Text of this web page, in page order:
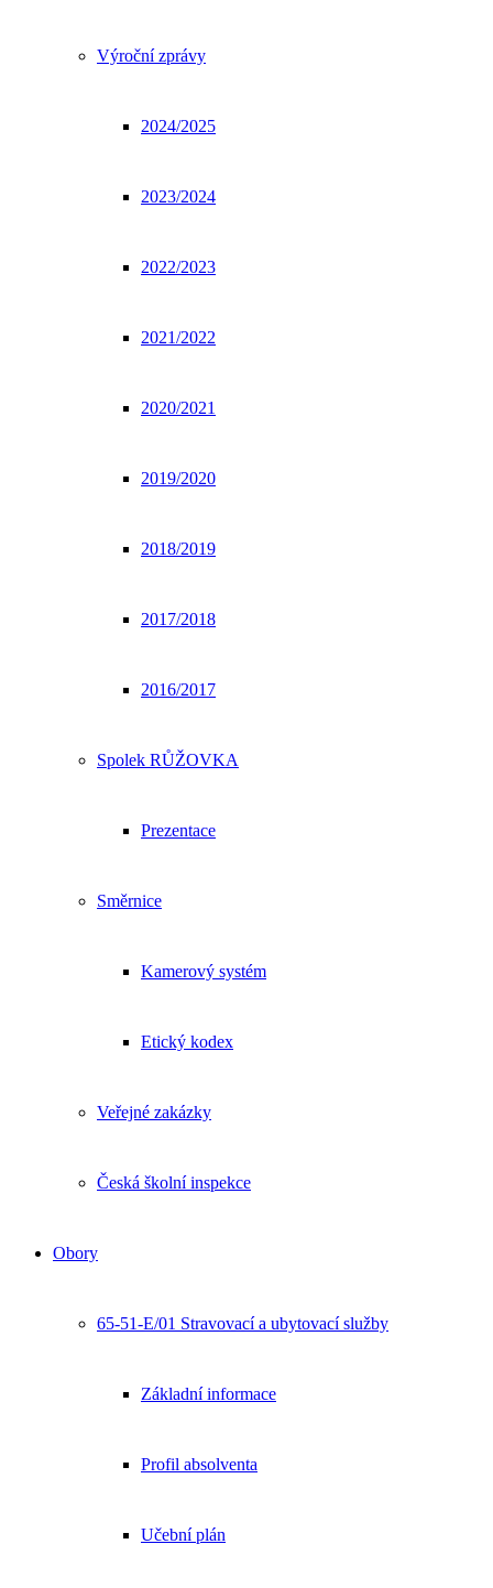
Výroční zprávy
2024/2025
2023/2024
2022/2023
2021/2022
2020/2021
2019/2020
2018/2019
2017/2018
2016/2017
Spolek RŮŽOVKA
Prezentace
Směrnice
Kamerový systém
Etický kodex
Veřejné zakázky
Česká školní inspekce
Obory
65-51-E/01 Stravovací a ubytovací služby
Základní informace
Profil absolventa
Učební plán